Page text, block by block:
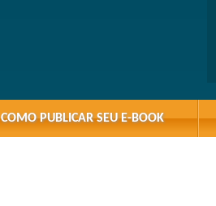
COMO PUBLICAR SEU E-BOOK